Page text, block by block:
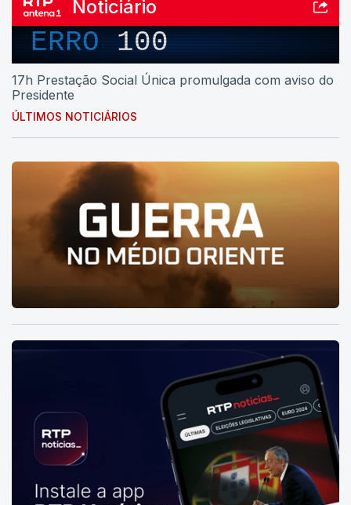
Noticiário
ERRO100
17h Prestação Social Única promulgada com aviso do
Presidente
ÚLTIMOS NOTICIÁRIOS